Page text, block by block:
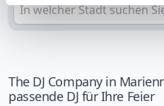
The DJ Company in
passende DJ für Ihre Feier